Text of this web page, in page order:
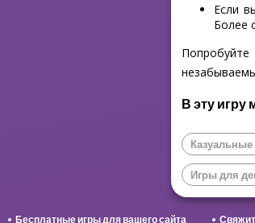
Если
Более
В эту игру
Казуальные
Игры для
Бесплатные игры для вашего сайта